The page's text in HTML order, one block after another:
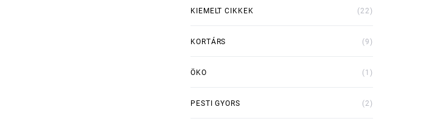
KIEMELT CIKKEK (22)
KORTÁRS (9)
ÖKO (1)
PESTI GYORS (2)